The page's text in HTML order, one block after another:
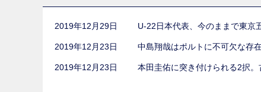
2019年12月29日 U-22日本代表、今のままで東京
2019年12月23日 中島翔哉はポルトに不可欠な存
2019年12月23日 本田圭佑に突き付けられる2択